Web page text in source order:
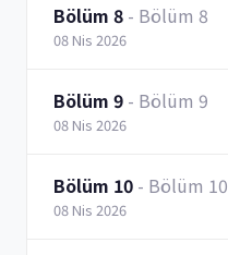
Bölüm 8 - Bölüm 8
08 Nis 2026
Bölüm 9 - Bölüm 9
08 Nis 2026
Bölüm 10 - Bölüm 10
08 Nis 2026